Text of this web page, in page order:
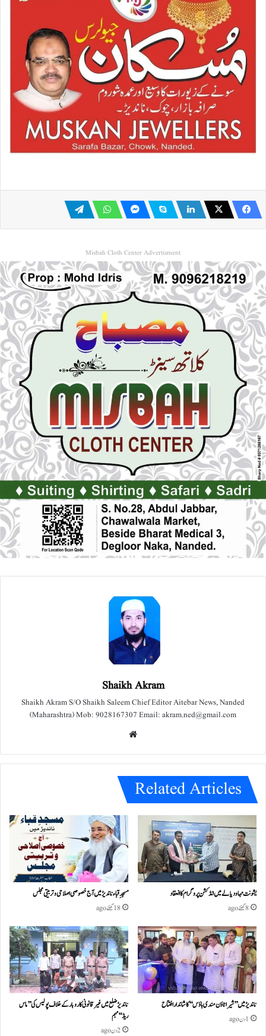
Misbah Cloth Center Advertisment
Shaikh Akram
Shaikh Akram S/O Shaikh Saleem Chief Editor Aitebar News, Nanded
(Maharashtra) Mob: 9028167307 Email: akram.ned@gmail.com
e
Related Articles
یشونت مہا ودیالے میں انڈکشن پروگرام کا انعقاد
8 گھنٹے ago
مسجدِ قباء ناندیڑ میں آج خصوصی اصلاحی و تربیتی مجلس
18 گھنٹے ago
ناندیڑ میں ’’شیرا ٹاؤن مندی ہاؤس‘‘ کا شاندار افتتاح
1 دن ago
ناندیڑ ضلع میں غیر قانونی کاروبار کے خلاف پولیس کی ’’ماس
ریڈ‘‘ مہم
2 دن ago